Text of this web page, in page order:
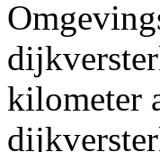
kilometer